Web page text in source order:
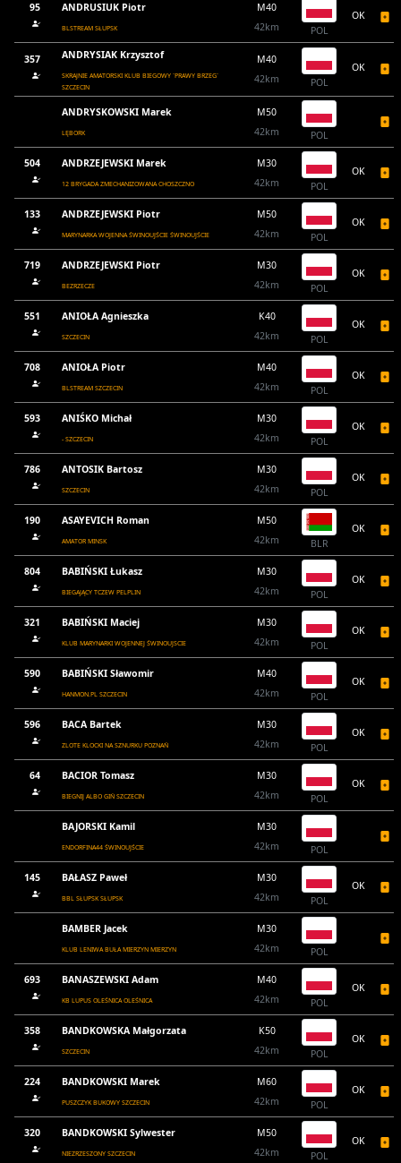
95 ANDRUSIUK Piotr
BLSTREAM SŁUPSK
M40
42km
POL
OK
357 ANDRYSIAK Krzysztof
SKRAJNIE AMATORSKI KLUB BIEGOWY `PRAWY BRZEG`
SZCZECIN
M40
42km
POL
OK
ANDRYSKOWSKI Marek
LĘBORK
M50
42km
POL
504 ANDRZEJEWSKI Marek
12 BRYGADA ZMECHANIZOWANA CHOSZCZNO
M30
42km
POL
OK
133 ANDRZEJEWSKI Piotr
MARYNARKA WOJENNA ŚWINOUJŚCIE ŚWINOUJŚCIE
M50
42km
POL
OK
719 ANDRZEJEWSKI Piotr
BEZRZECZE
M30
42km
POL
OK
551 ANIOŁA Agnieszka
SZCZECIN
K40
42km
POL
OK
708 ANIOŁA Piotr
BLSTREAM SZCZECIN
M40
42km
POL
OK
593 ANIŚKO Michał
- SZCZECIN
M30
42km
POL
OK
786 ANTOSIK Bartosz
SZCZECIN
M30
42km
POL
OK
190 ASAYEVICH Roman
AMATOR MINSK
M50
42km
BLR
OK
804 BABIŃSKI Łukasz
BIEGAJĄCY TCZEW PELPLIN
M30
42km
POL
OK
321 BABIŃSKI Maciej
KLUB MARYNARKI WOJENNEJ ŚWINOUJSCIE
M30
42km
POL
OK
590 BABIŃSKI Sławomir
HANMON.PL SZCZECIN
M40
42km
POL
OK
596 BACA Bartek
ZLOTE KLOCKI NA SZNURKU POZNAŃ
M30
42km
POL
OK
64 BACIOR Tomasz
BIEGNIJ ALBO GIŃ SZCZECIN
M30
42km
POL
OK
BAJORSKI Kamil
ENDORFINA44 ŚWINOUJŚCIE
M30
42km
POL
145 BAŁASZ Paweł
BBL SŁUPSK SŁUPSK
M30
42km
POL
OK
BAMBER Jacek
KLUB LENIWA BUŁA MIERZYN MIERZYN
M30
42km
POL
693 BANASZEWSKI Adam
KB LUPUS OLEŚNICA OLEŚNICA
M40
42km
POL
OK
358 BANDKOWSKA Małgorzata
SZCZECIN
K50
42km
POL
OK
224 BANDKOWSKI Marek
PUSZCZYK BUKOWY SZCZECIN
M60
42km
POL
OK
320 BANDKOWSKI Sylwester
NIEZRZESZONY SZCZECIN
M50
42km
POL
OK